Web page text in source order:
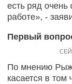
есть ряд очень
работе», -
Первый
По мнению
касается в том